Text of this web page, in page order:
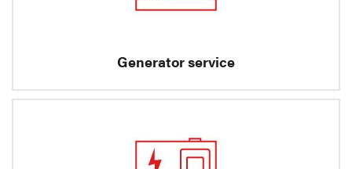
Generator service